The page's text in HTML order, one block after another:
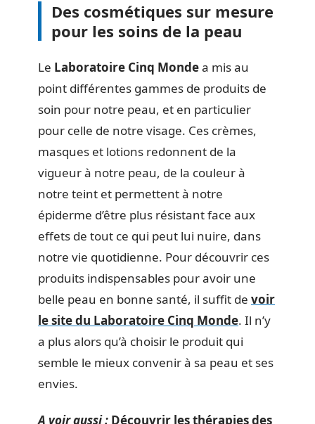
Des cosmétiques sur mesure
pour les soins de la peau
Le Laboratoire Cinq Mondea mis au
point différentes gammes de produits de
soin pour notre peau, et en particulier
pour celle de notre visage. Ces crèmes,
masques et lotions redonnent de la
vigueur à notre peau, de la couleur à
notre teint et permettent à notre
épiderme d’être plus résistant face aux
effets de tout ce qui peut lui nuire, dans
notre vie quotidienne. Pour découvrir ces
produits indispensables pour avoir une
belle peau en bonne santé, il suffit de voir
le site du Laboratoire Cinq Monde. Il n’y
a plus alors qu’à choisir le produit qui
semble le mieux convenir à sa peau et ses
envies.
A voir aussi : Découvrir les thérapies des